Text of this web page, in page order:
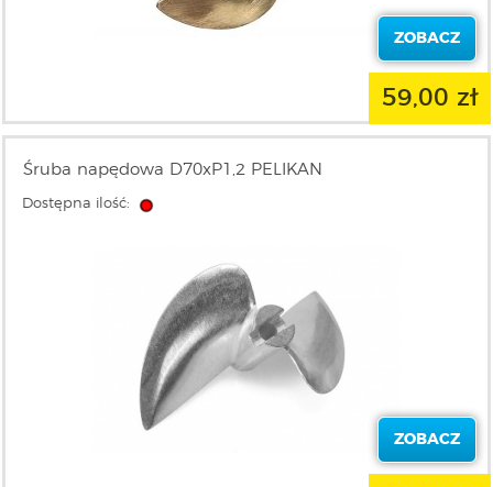
ZOBACZ
59,00 zł
Śruba napędowa D70xP1,2 PELIKAN
Dostępna ilość:
ZOBACZ